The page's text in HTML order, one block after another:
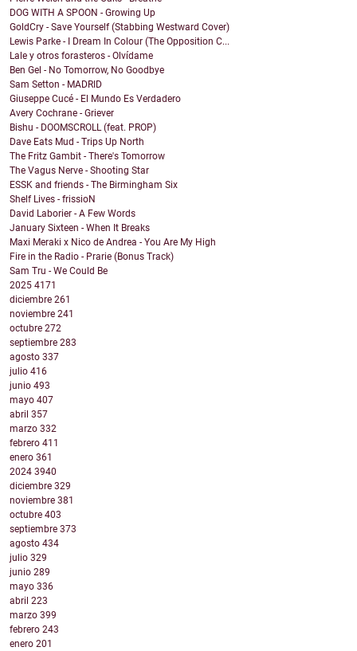
DOG WITH A SPOON - Growing Up
GoldCry - Save Yourself (Stabbing Westward Cover)
Lewis Parke - I Dream In Colour (The Opposition C...
Lale y otros forasteros - Olvídame
Ben Gel - No Tomorrow, No Goodbye
Sam Setton - MADRID
Giuseppe Cucé - El Mundo Es Verdadero
Avery Cochrane - Griever
Bishu - DOOMSCROLL (feat. PROP)
Dave Eats Mud - Trips Up North
The Fritz Gambit - There's Tomorrow
The Vagus Nerve - Shooting Star
ESSK and friends - The Birmingham Six
Shelf Lives - frissioN
David Laborier - A Few Words
January Sixteen - When It Breaks
Maxi Meraki x Nico de Andrea - You Are My High
Fire in the Radio - Prarie (Bonus Track)
Sam Tru - We Could Be
2025 4171
diciembre 261
noviembre 241
octubre 272
septiembre 283
agosto 337
julio 416
junio 493
mayo 407
abril 357
marzo 332
febrero 411
enero 361
2024 3940
diciembre 329
noviembre 381
octubre 403
septiembre 373
agosto 434
julio 329
junio 289
mayo 336
abril 223
marzo 399
febrero 243
enero 201